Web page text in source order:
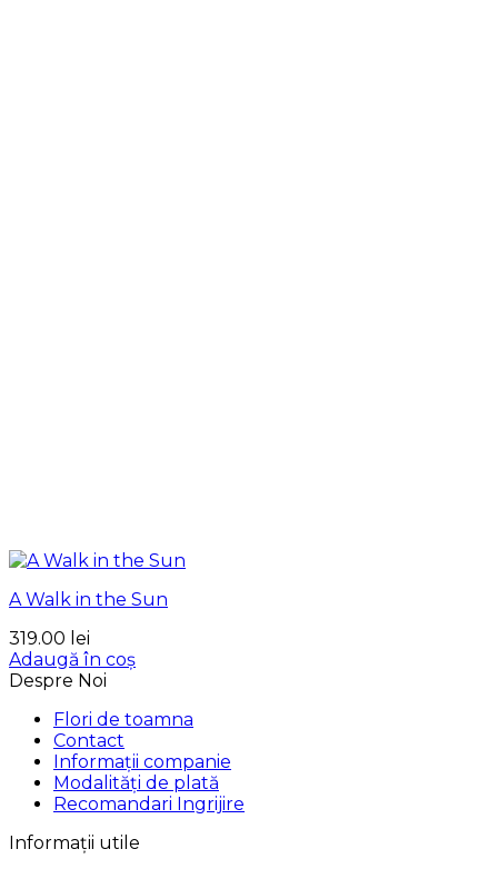
A Walk in the Sun
319.00 lei
Adaugă în coș
Despre Noi
Flori de toamna
Contact
Informații companie
Modalități de plată
Recomandari Ingrijire
Informații utile